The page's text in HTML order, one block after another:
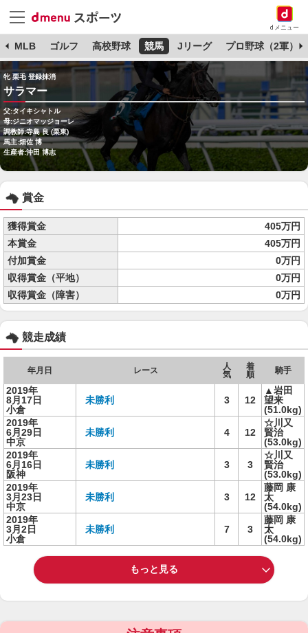
dメニュー
MLB ゴルフ 高校野球 競馬 Jリーグ プロ野球（2軍）
牝 栗毛 登録抹消
サラマー
父:タイキシャトル
母:ジニオマッジョーレ
調教師:寺島 良 (栗東)
馬主:畑佐 博
生産者:沖田 博志
賞金
獲得賞金
405万円
本賞金
405万円
付加賞金
0万円
収得賞金（平地）
0万円
収得賞金（障害）
0万円
競走成績
年月日 レース
人
気
着
順
騎手
2019年
8月17日
小倉
未勝利 3 12
▲岩田
望来
(51.0kg)
2019年
6月29日
中京
未勝利 4 12
☆川又
賢治
(53.0kg)
2019年
6月16日
阪神
未勝利 3 3
☆川又
賢治
(53.0kg)
2019年
3月23日
中京
未勝利 3 12
藤岡 康
太
(54.0kg)
2019年
3月2日
小倉
未勝利 7 3
藤岡 康
太
(54.0kg)
もっと見る